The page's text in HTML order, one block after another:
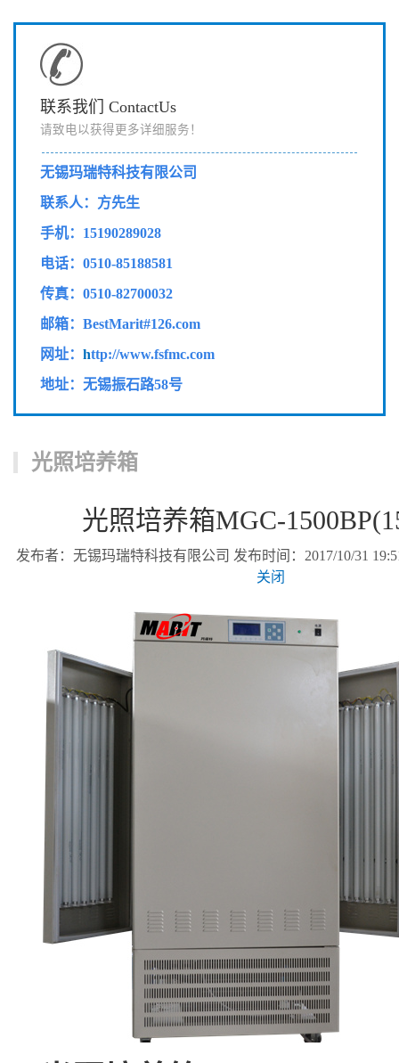
联系我们 ContactUs
请致电以获得更多详细服务！
无锡玛瑞特科技有限公司
联系人：方先生
手机：15190289028
电话：0510-85188581
传真： 0510-82700032
邮箱：BestMarit#126.com
网址： http://www.fsfmc.com
地址：无锡振石路58号
光照培养箱
光照培养箱MGC-
发布者：无锡玛瑞特科技有限公司 发布时间：2017/10/31
关闭